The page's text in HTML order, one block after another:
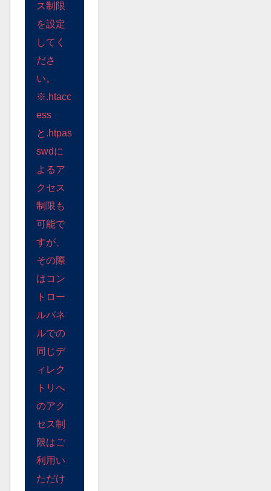
ス制限
を設定
してく
ださ
い。
※.htacc
ess
と.htpas
swdに
よるア
クセス
制限も
可能で
すが、
その際
はコン
トロー
ルパネ
ルでの
同じデ
ィレク
トリへ
のアク
セス制
限はご
利用い
ただけ